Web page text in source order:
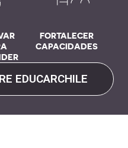
FORTALECER
CAPACIDADES
EDUCARCHILE